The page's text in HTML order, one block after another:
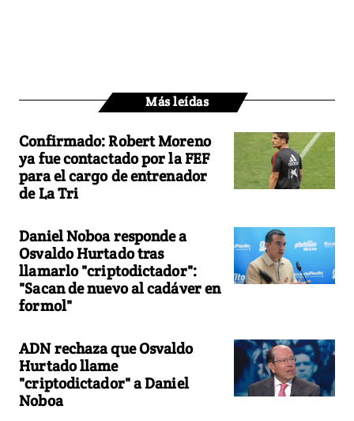
Más leídas
Confirmado: Robert Moreno
ya fue contactado por la FEF
para el cargo de entrenador
de La Tri
Daniel Noboa responde a
Osvaldo Hurtado tras
llamarlo "criptodictador":
"Sacan de nuevo al cadáver en
formol"
ADN rechaza que Osvaldo
Hurtado llame
"criptodictador" a Daniel
Noboa